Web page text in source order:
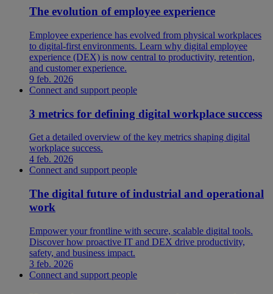
The evolution of employee experience
Employee experience has evolved from physical workplaces
to digital-first environments. Learn why digital employee
experience (DEX) is now central to productivity, retention,
and customer experience.
9 feb. 2026
Connect and support people
3 metrics for defining digital workplace success
Get a detailed overview of the key metrics shaping digital
workplace success.
4 feb. 2026
Connect and support people
The digital future of industrial and operational
work
Empower your frontline with secure, scalable digital tools.
Discover how proactive IT and DEX drive productivity,
safety, and business impact.
3 feb. 2026
Connect and support people